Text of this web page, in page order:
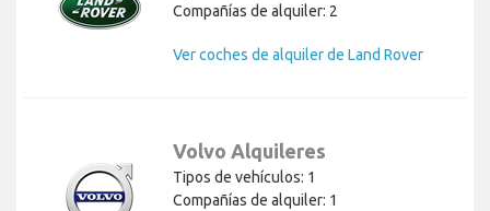
Compañías de alquiler: 2
Ver coches de alquiler de Land Rover
Volvo Alquileres
Tipos de vehículos: 1
Compañías de alquiler: 1